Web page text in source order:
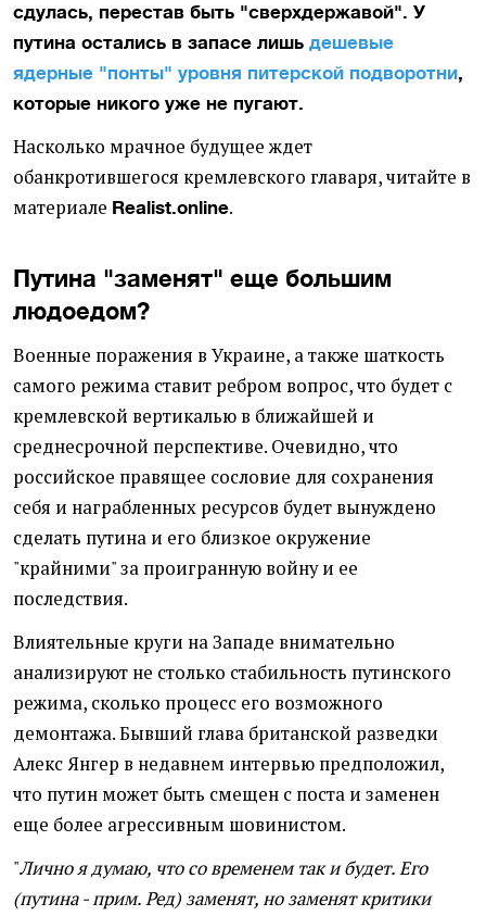
сдулась, перестав быть "сверхдержавой". У
путина остались в запасе лишь дешевые
ядерные "понты" уровня питерской подворотни,
которые никого уже не пугают.
Насколько мрачное будущее ждет
обанкротившегося кремлевского главаря, читайте в
материале Realist.online.
Путина "заменят" еще большим
людоедом?
Военные поражения в Украине, а также шаткость
самого режима ставит ребром вопрос, что будет с
кремлевской вертикалью в ближайшей и
среднесрочной перспективе. Очевидно, что
российское правящее сословие для сохранения
себя и награбленных ресурсов будет вынуждено
сделать путина и его близкое окружение
"крайними" за проигранную войну и ее
последствия.
Влиятельные круги на Западе внимательно
анализируют не столько стабильность путинского
режима, сколько процесс его возможного
демонтажа. Бывший глава британской разведки
Алекс Янгер в недавнем интервью предположил,
что путин может быть смещен с поста и заменен
еще более агрессивным шовинистом.
"Лично я думаю, что со временем так и будет. Его
(путина - прим. Ред) заменят, но заменят критики